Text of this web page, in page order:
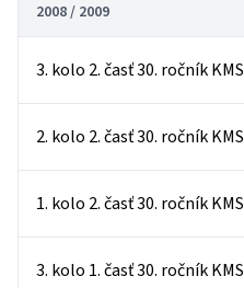
2008 / 2009
3. kolo 2. časť 30. ročník KMS
2. kolo 2. časť 30. ročník KMS
1. kolo 2. časť 30. ročník KMS
3. kolo 1. časť 30. ročník KMS